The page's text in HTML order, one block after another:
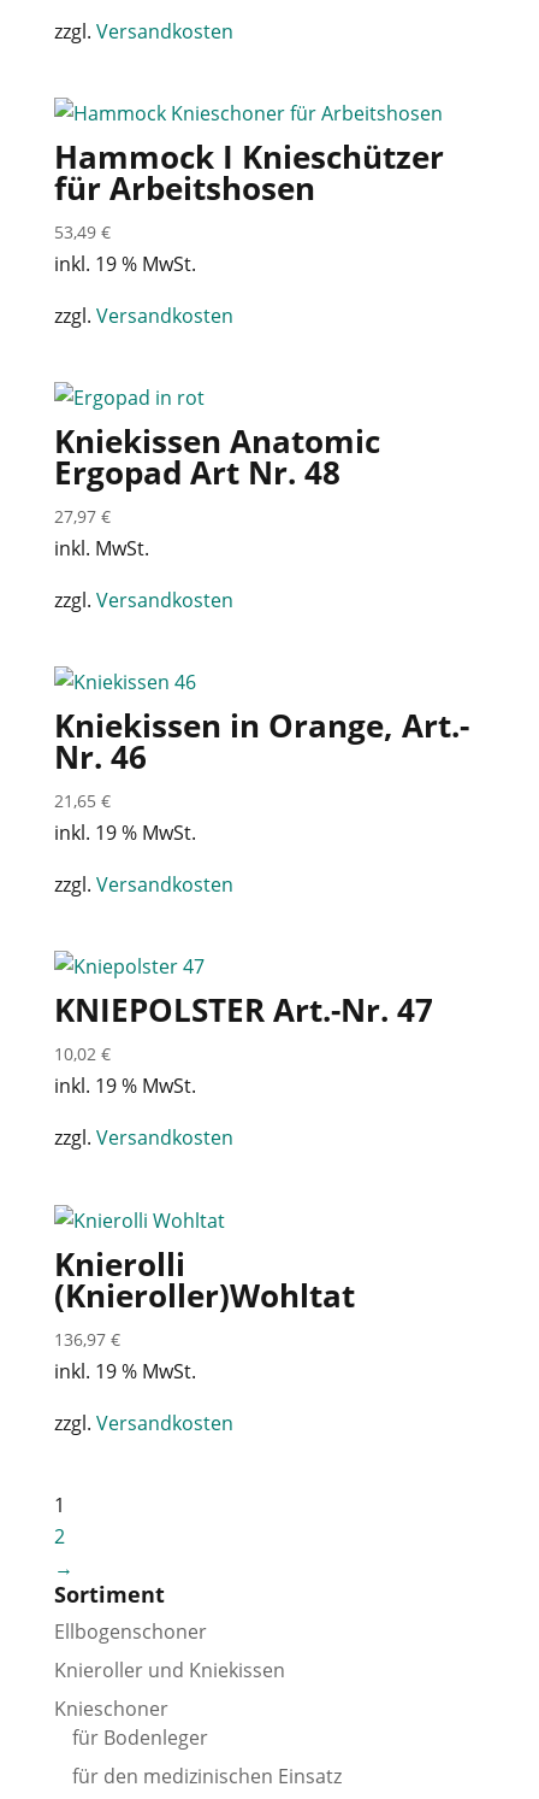
zzgl. Versandkosten
Hammock I Knieschützer
für Arbeitshosen
53,49 €
inkl. 19 % MwSt.
zzgl. Versandkosten
Kniekissen Anatomic
Ergopad Art Nr. 48
27,97 €
inkl. MwSt.
zzgl. Versandkosten
Kniekissen in Orange, Art.-
Nr. 46
21,65 €
inkl. 19 % MwSt.
zzgl. Versandkosten
KNIEPOLSTER Art.-Nr. 47
10,02 €
inkl. 19 % MwSt.
zzgl. Versandkosten
Knierolli
(Knieroller)Wohltat
136,97 €
inkl. 19 % MwSt.
zzgl. Versandkosten
1
2
→
Sortiment
Ellbogenschoner
Knieroller und Kniekissen
Knieschoner
für Bodenleger
für den medizinischen Einsatz